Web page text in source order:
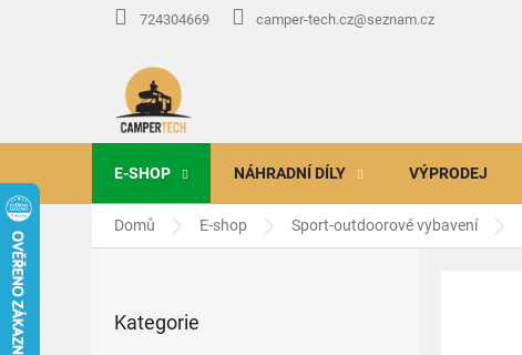
724304669 camper-tech.cz@seznam.cz
E-SHOP NÁHRADNÍ DÍLY VÝPRODEJ
Domů E-shop Sport-outdoorové vybavení
kategorie
Kategorie